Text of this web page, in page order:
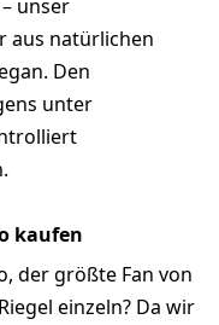
unser
aus natürlichen
Den
unter
kaufen
der größte Fan von
einzeln? Da wir